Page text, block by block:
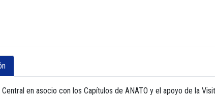
Central en asocio con los Capítulos de ANATO y el apoyo de la